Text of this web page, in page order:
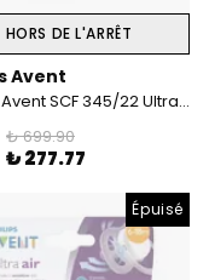
HORS DE L'ARRÊT
Avent
Philips Avent SCF 345/22 Ultra Air 6-18 Ay 2'Li Desenli Emzik Kız
₺ 699.90
₺ 277.77
Épuisé